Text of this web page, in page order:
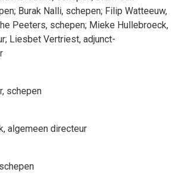
; Burak Nalli, schepen; Filip Watteeuw,
Peeters, schepen; Mieke Hullebroeck,
; Liesbet Vertriest, adjunct-
, schepen
, algemeen directeur